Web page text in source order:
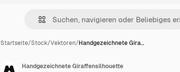
Startseite/Stock/Vektoren/Handgezeichnete Gira…
Handgezeichnete Giraffensilhouette